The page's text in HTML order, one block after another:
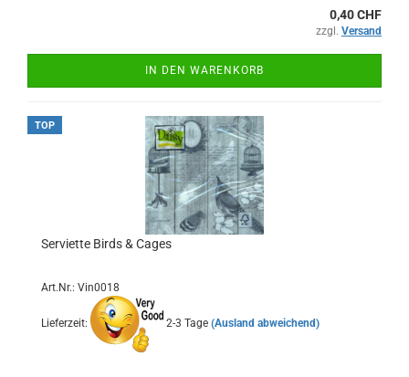
0,40 CHF
zzgl. Versand
IN DEN WARENKORB
TOP
Serviette Birds & Cages
Art.Nr.: Vin0018
Lieferzeit: 2-3 Tage (Ausland abweichend)